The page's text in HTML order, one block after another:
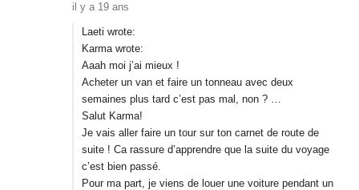
il y a 19 ans
Laeti wrote:
Karma wrote:
Aaah moi j’ai mieux !
Acheter un van et faire un tonneau avec deux
semaines plus tard c’est pas mal, non ? …
Salut Karma!
Je vais aller faire un tour sur ton carnet de route de
suite ! Ca rassure d’apprendre que la suite du voyage
c’est bien passé.
Pour ma part, je viens de louer une voiture pendant un